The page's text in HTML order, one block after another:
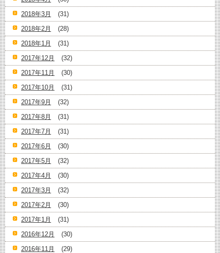
2018年3月
(31)
2018年2月
(28)
2018年1月
(31)
2017年12月
(32)
2017年11月
(30)
2017年10月
(31)
2017年9月
(32)
2017年8月
(31)
2017年7月
(31)
2017年6月
(30)
2017年5月
(32)
2017年4月
(30)
2017年3月
(32)
2017年2月
(30)
2017年1月
(31)
2016年12月
(30)
2016年11月
(29)